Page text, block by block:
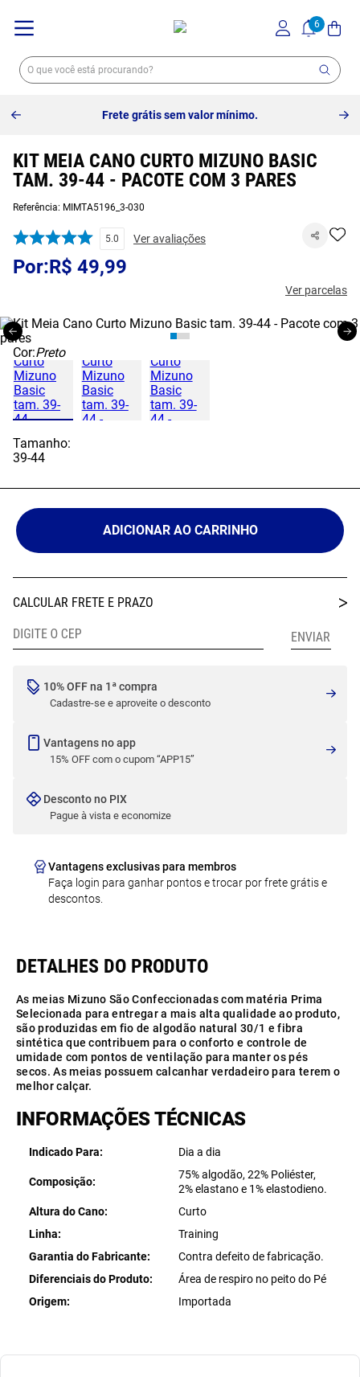
Frete grátis sem valor mínimo.
KIT MEIA CANO CURTO MIZUNO BASIC
TAM. 39-44 - PACOTE COM 3 PARES
Referência: MIMTA5196_3-030
5.0 Ver avaliações
R$ 49,99
Ver parcelas
Cor:Preto
Tamanho:
39-44
ADICIONAR AO CARRINHO
10% OFF na 1ª compra
Cadastre-se e aproveite o desconto
Vantagens no app
15% OFF com o cupom “APP15”
Desconto no PIX
Pague à vista e economize
Vantagens exclusivas para membros
Faça login para ganhar pontos e trocar por frete grátis e
descontos.
As meias Mizuno São Confeccionadas com matéria Prima
Selecionada para entregar a mais alta qualidade ao produto,
são produzidas em fio de algodão natural 30/1 e fibra
sintética que contribuem para o conforto e controle de
umidade com pontos de ventilação para manter os pés
secos. As meias possuem calcanhar verdadeiro para terem o
melhor calçar.
INFORMAÇÕES TÉCNICAS
Indicado Para Dia a dia
Composição
75% algodão, 22% Poliéster,
2% elastano e 1% elastodieno.
Altura do Cano
Curto
Linha
Training
Garantia do Fabricante
Contra defeito de fabricação.
Diferenciais do Produto
Área de respiro no peito do Pé
Origem
Importada